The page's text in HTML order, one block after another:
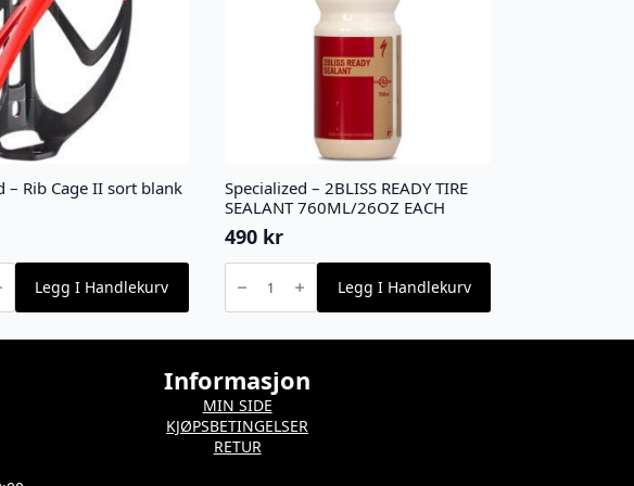
– Rib Cage II sort blank
Legg I Handlekurv
Specialized – 2BLISS READY TIRE
SEALANT 760ML/26OZ EACH
490 kr
Specialized
2BLISS
READY
760ML/26OZ
Legg I Handlekurv
Informasjon
MIN SIDE
KJØPSBETINGELSER
RETUR